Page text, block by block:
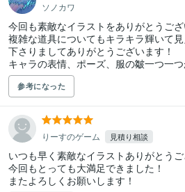
ソノカワ
今回も素敵なイラストをありがとうござ
複雑な道具についてもキラキラ輝いて
下さりましてありがとうございます！
キャラの表情、ポーズ、服の皺一つ一
参考になった
りーすのゲーム 見積り相談
いつも早く素敵なイラストありがとうご
今回もとっても大満足できました！
またよろしくお願いします！